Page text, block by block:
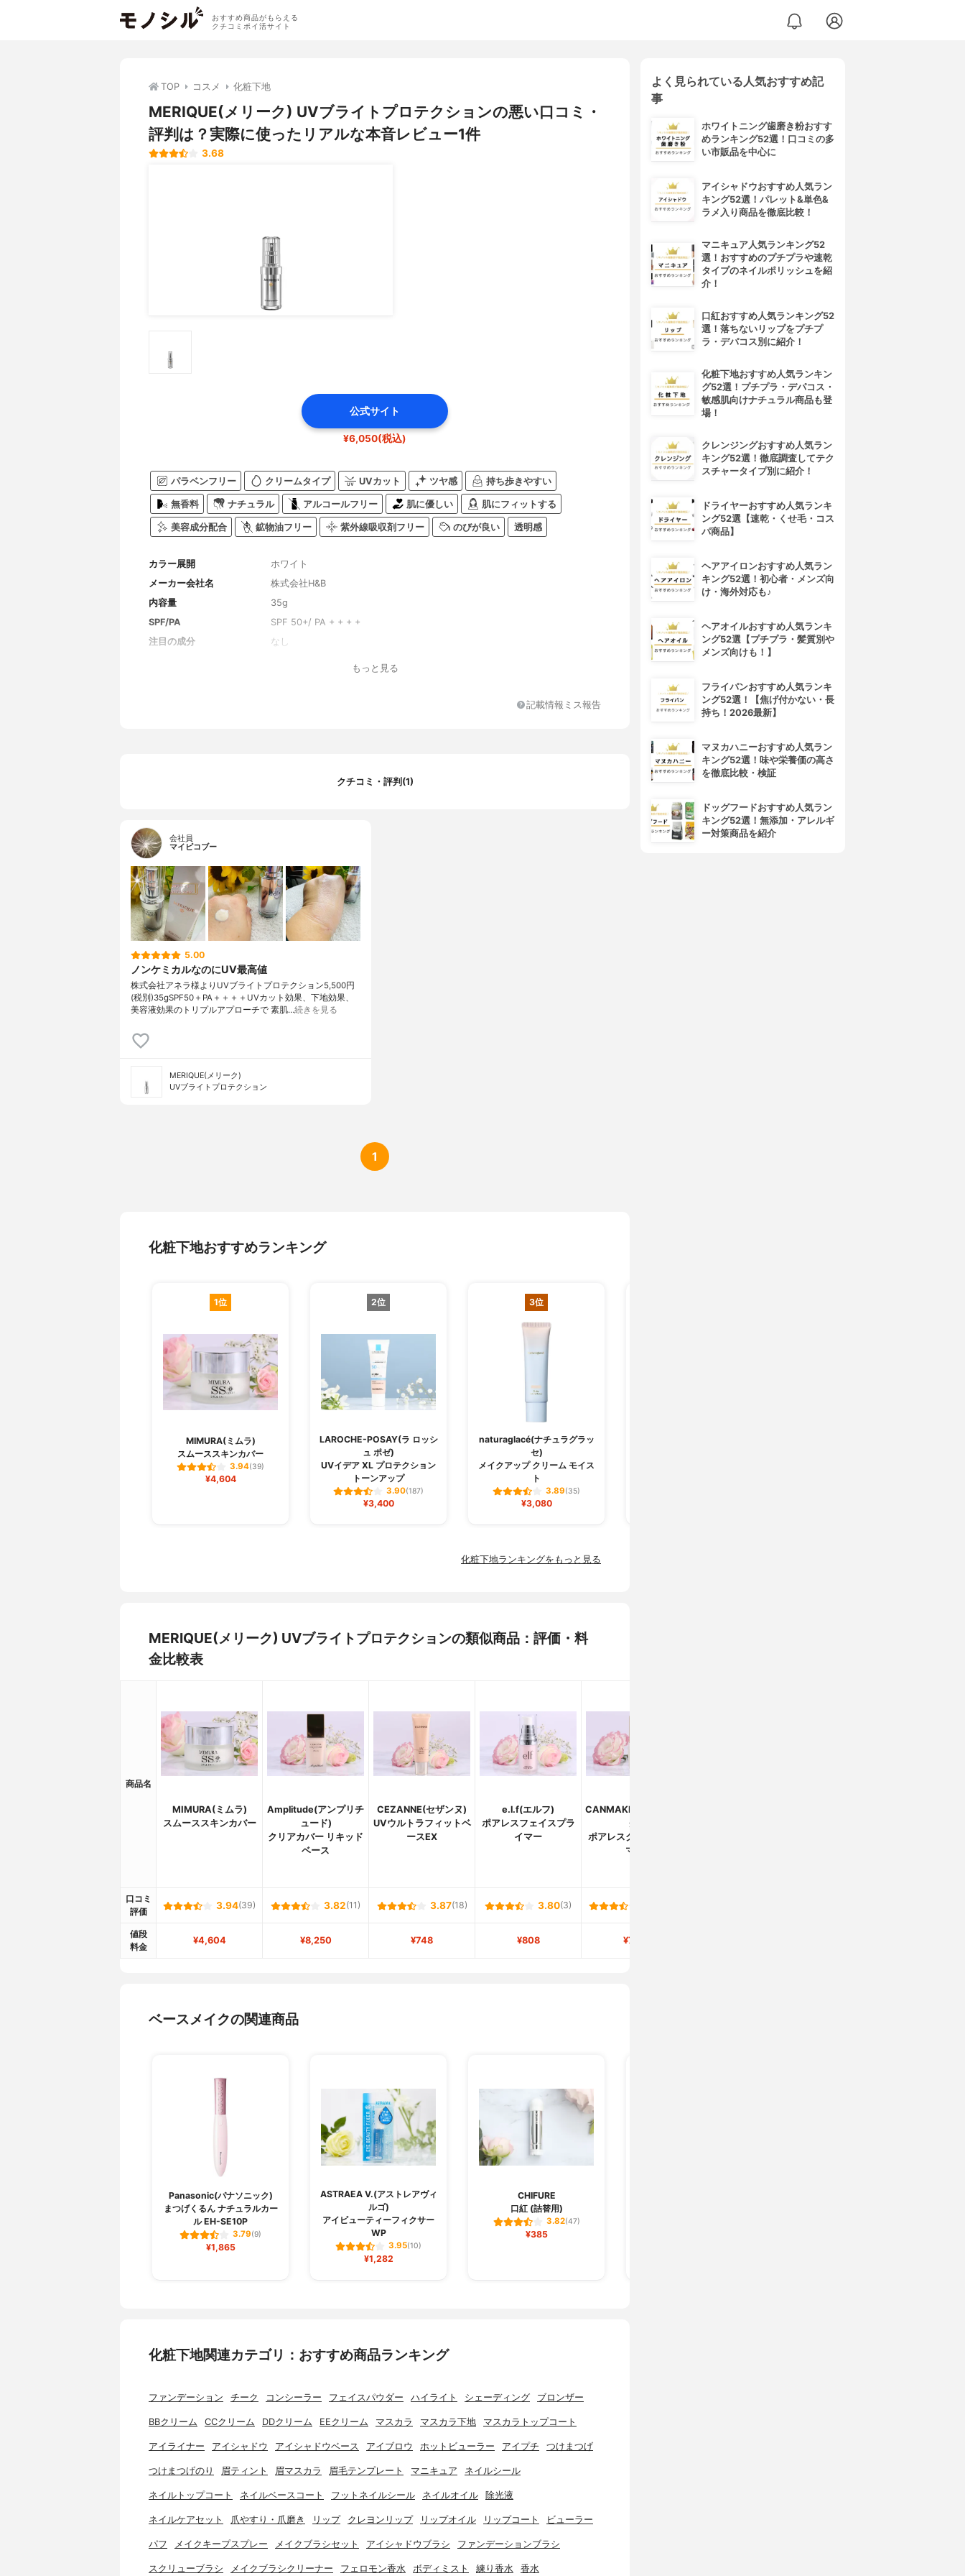
おすすめ商品がもらえる
クチコミポイ活サイト
TOP コスメ 化粧下地
MERIQUE(メリーク) UVブライトプロテクションの悪い口コミ・
評判は？実際に使ったリアルな本音レビュー1件
3.68
公式サイト
¥6,050(税込)
パラベンフリー クリームタイプ UVカット ツヤ感 持ち歩きやすい
無香料 ナチュラル アルコールフリー 肌に優しい 肌にフィットする
美容成分配合 鉱物油フリー 紫外線吸収剤フリー のびが良い 透明感
カラー展開
ホワイト
メーカー会社名
株式会社H&B
内容量
35g
SPF/PA
SPF 50+/ PA + + + +
注目の成分
なし
シクロペンタシロキサン、水、メチルトリメチコン、PEG-10ジメチコン、ジ
グリセリン、BG、イソノナン酸イソトリデシル、ジフェニルシロキシフェニル
ロスポリマー、ポリヒドロキシステアリン酸、スクワラン、テトラヘキシルデ
グルタミン酸、グリセリン、レシチン、キサンタンガム、オクテニルコハク酸
もっと見る
記載情報ミス報告
クチコミ・評判(1)
会社員
マイピコブー
5.00
ノンケミカルなのにUV最高値
株式会社アネラ様よりUVブライトプロテクション5,500円
(税別)35gSPF50＋PA＋＋＋＋UVカット効果、下地効果、
美容液効果のトリプルアプローチで 素肌…続きを見る
MERIQUE(メリーク)
UVブライトプロテクション
1
化粧下地おすすめランキング
1位
MIMURA(ミムラ)
スムーススキンカバー
3.94(39)
¥4,604
2位
LAROCHE-POSAY(ラ ロッシ
ュ ポゼ)
UVイデア XL プロテクション
トーンアップ
3.90(187)
¥3,400
3位
naturaglacé(ナチュラグラッ
セ)
メイクアップ クリーム モイス
ト
3.89(35)
¥3,080
化粧下地ランキングをもっと見る
MERIQUE(メリーク) UVブライトプロテクションの類似商品：評価・料
金比較表
商品名
MIMURA(ミムラ)
スムーススキンカバー
Amplitude(アンプリチ
ュード)
クリアカバー リキッド
ベース
CEZANNE(セザンヌ)
UVウルトラフィットベ
ースEX
e.l.f(エルフ)
ポアレスフェイスプラ
イマー
CANMAKE(キャンメイ
ク)
ポアレスクリアプライ
マー
口コミ
評価
3.94(39) 3.82(11) 3.87(18) 3.80(3)
値段
料金
¥4,604 ¥8,250 ¥748 ¥808 ¥746
ベースメイクの関連商品
Panasonic(パナソニック)
まつげくるん ナチュラルカー
ル EH-SE10P
3.79(9)
¥1,865
ASTRAEA V.(アストレアヴィ
ルゴ)
アイビューティーフィクサー
WP
3.95(10)
¥1,282
CHIFURE
口紅 (詰替用)
3.82(47)
¥385
化粧下地関連カテゴリ：おすすめ商品ランキング
ファンデーション チーク コンシーラー フェイスパウダー ハイライト シェーディング ブロンザー
BBクリーム CCクリーム DDクリーム EEクリーム マスカラ マスカラ下地 マスカラトップコート
アイライナー アイシャドウ アイシャドウベース アイブロウ ホットビューラー アイプチ つけまつげ
つけまつげのり 眉ティント 眉マスカラ 眉毛テンプレート マニキュア ネイルシール
ネイルトップコート ネイルベースコート フットネイルシール ネイルオイル 除光液
ネイルケアセット 爪やすり・爪磨き リップ クレヨンリップ リップオイル リップコート ビューラー
パフ メイクキープスプレー メイクブラシセット アイシャドウブラシ ファンデーションブラシ
スクリューブラシ メイクブラシクリーナー フェロモン香水 ボディミスト 練り香水 香水
よく見られている人気おすすめ記
事
ホワイトニング歯磨き粉おすす
めランキング52選！口コミの多
い市販品を中心に
アイシャドウおすすめ人気ラン
キング52選！パレット&単色&
ラメ入り商品を徹底比較！
マニキュア人気ランキング52
選！おすすめのプチプラや速乾
タイプのネイルポリッシュを紹
介！
口紅おすすめ人気ランキング52
選！落ちないリップをプチプ
ラ・デパコス別に紹介！
化粧下地おすすめ人気ランキン
グ52選！プチプラ・デパコス・
敏感肌向けナチュラル商品も登
場！
クレンジングおすすめ人気ラン
キング52選！徹底調査してテク
スチャータイプ別に紹介！
ドライヤーおすすめ人気ランキ
ング52選【速乾・くせ毛・コス
パ商品】
ヘアアイロンおすすめ人気ラン
キング52選！初心者・メンズ向
け・海外対応も♪
ヘアオイルおすすめ人気ランキ
ング52選【プチプラ・髪質別や
メンズ向けも！】
フライパンおすすめ人気ランキ
ング52選！【焦げ付かない・長
持ち！2026最新】
マヌカハニーおすすめ人気ラン
キング52選！味や栄養価の高さ
を徹底比較・検証
ドッグフードおすすめ人気ラン
キング52選！無添加・アレルギ
ー対策商品を紹介